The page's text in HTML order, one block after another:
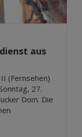
aus
(Fernsehen)
27.
Dom. Die